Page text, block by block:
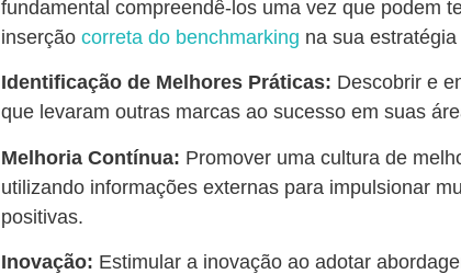
fundamental compreendê-los uma vez que podem
inserção correta do benchmarking na sua
Identificação de Melhores Práticas: Descobrir e
que levaram outras marcas ao sucesso em suas
Melhoria Contínua: Promover uma cultura de
utilizando informações externas para impulsionar
positivas.
Inovação: Estimular a inovação ao adotar